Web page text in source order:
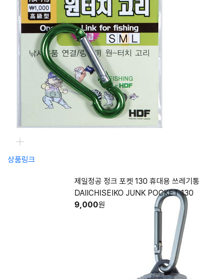
상품링크
제일정공 정크 포켓 130 휴대용 쓰레기통
DAIICHISEIKO JUNK POCKET 130
9,000원